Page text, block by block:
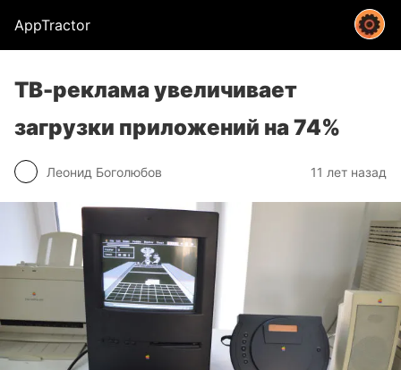
AppTractor
ТВ-реклама увеличивает
загрузки приложений на 74%
Леонид Боголюбов 11 лет назад